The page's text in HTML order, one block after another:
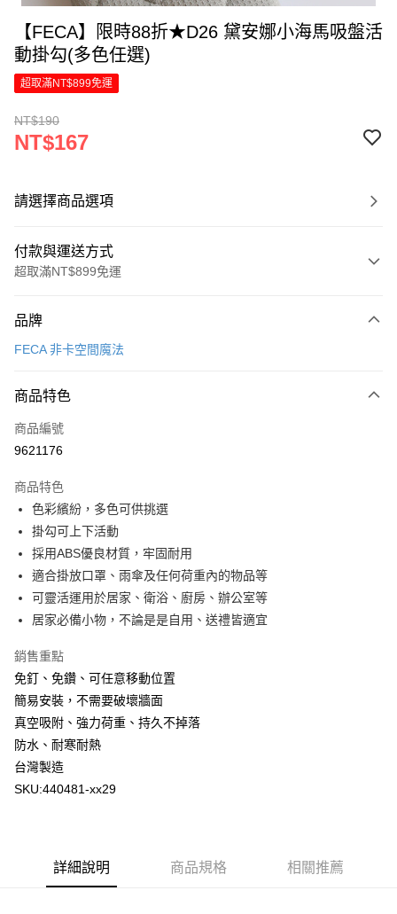
【FECA】限時88折★D26 黛安娜小海馬吸盤活
動掛勾(多色任選)
超取滿NT$899免運
NT$190
NT$167
請選擇商品選項
付款與運送方式
超取滿NT$899免運
信用卡一次付款
Apple Pay
街口支付
Google Pay
全盈+PAY
大哥付你分期
相關說明
【大哥付你分期使用說明】
1.本服務由台灣大哥大提供，台灣大哥大用戶可立即使用無須另外申請。
流程，驗證手機門號後，選擇欲分期的期數、繳款截止日，確認付款後即完
成交易。
3.實際核准額度、可分期數及費用金額請依後續交易確認頁面所載為準。
4.訂單成立30分鐘內，如未前往確認交易或遇審核未通過，訂單將自動取
消。如遇「轉專審核」未通過狀況，表示未達大哥付你分期系統評分，恕無
法說明評估內容。
【繳款方式說明】
1.分期款項不併入電信帳單，「大哥付你分期」於每月結算日後寄送繳費提
2.透過簡訊連結打開帳單後，可選擇「超商條碼／台灣大直營門市／銀行轉
1.本服務係由「台灣大哥大股份有限公司」（以下簡稱本公司）所提供，讓
用戶於交易時，得透過本服務購買商品或服務，並由商店將買賣／分期付款
買賣價金債權讓與本公司後，依約使用本公司帳單繳交帳款。
AFTEE先享後付
【關於「AFTEE先享後付」】
AFTEE先享後付是「在收到商品之後才付款」的支付方式。 讓您購物簡單
１．簡單：不需註冊會員、不需綁卡、不需儲值。
２．便利：只要手機號碼，簡訊認證，即可結帳。
３．安心：先確認商品／服務後，再付款。
【「AFTEE先享後付」結帳流程】
１．於結帳方式選擇「AFTEE先享後付」後，將跳轉至「AFTEE先享後付」
※ 請注意：結帳手續完成當下不需立刻繳費，但若您需要取消訂單，請聯絡
ATM付款
運送方式
付款後全家取貨
每筆NT$70，滿NT$899(含以上)免運費
品牌
FECA 非卡空間魔法
商品特色
商品編號
9621176
商品特色
色彩繽紛，多色可供挑選
掛勾可上下活動
採用ABS優良材質，牢固耐用
適合掛放口罩、雨傘及任何荷重內的物品等
可靈活運用於居家、衛浴、廚房、辦公室等
居家必備小物，不論是是自用、送禮皆適宜
銷售重點
免釘、免鑽、可任意移動位置
簡易安裝，不需要破壞牆面
真空吸附、強力荷重、持久不掉落
防水、耐寒耐熱
台灣製造
SKU:440481-xx29
詳細說明 商品規格 相關推薦